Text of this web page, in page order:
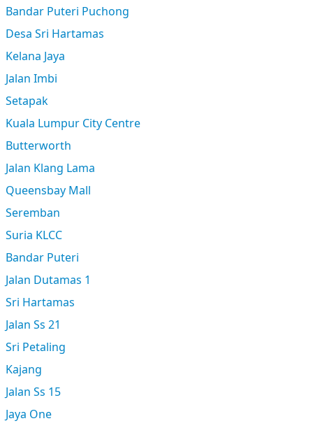
Bandar Puteri Puchong
Desa Sri Hartamas
Kelana Jaya
Jalan Imbi
Setapak
Kuala Lumpur City Centre
Butterworth
Jalan Klang Lama
Queensbay Mall
Seremban
Suria KLCC
Bandar Puteri
Jalan Dutamas 1
Sri Hartamas
Jalan Ss 21
Sri Petaling
Kajang
Jalan Ss 15
Jaya One